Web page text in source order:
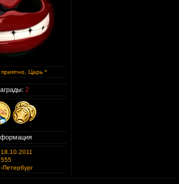
Царь *
2
18.10.2011
Петербург